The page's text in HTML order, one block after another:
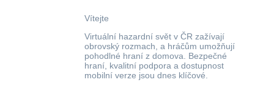
Vítejte
Virtuální hazardní svět v ČR zažívají
obrovský rozmach, a hráčům umožňují
pohodlné hraní z domova. Bezpečné
hraní, kvalitní podpora a dostupnost
mobilní verze jsou dnes klíčové.